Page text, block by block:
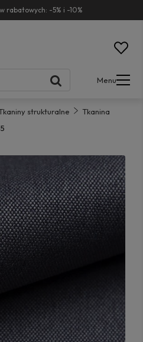
rabatowych: -5% i -10%
Menu
strukturalne
Tkanina